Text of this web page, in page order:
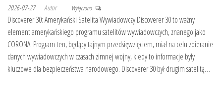
2026-07-27 Autor Wyłączono
Discoverer 30: Amerykański Satelita Wywiadowczy Discoverer 30 to ważny
element amerykańskiego programu satelitów wywiadowczych, znanego jako
CORONA. Program ten, będący tajnym przedsięwzięciem, miał na celu zbieranie
danych wywiadowczych w czasach zimnej wojny, kiedy to informacje były
kluczowe dla bezpieczeństwa narodowego. Discoverer 30 był drugim satelitą…